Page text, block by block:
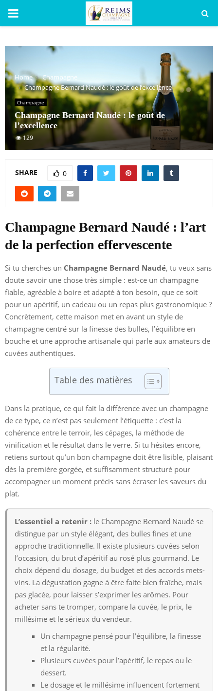
PRIMARY
Home
Champagne
Champagne Bernard Naudé : le goût de l’excellence
Champagne
Champagne Bernard Naudé : le goût de
l’excellence
129
SHARE 0
Champagne Bernard Naudé : l’art
de la perfection effervescente
Si tu cherches un Champagne Bernard Naudé, tu veux sans
doute savoir une chose très simple : est-ce un champagne
fiable, agréable à boire et adapté à ton besoin, que ce soit
pour un apéritif, un cadeau ou un repas plus gastronomique ?
Concrètement, cette maison met en avant un style de
champagne centré sur la finesse des bulles, l’équilibre en
bouche et une approche artisanale qui parle aux amateurs de
cuvées authentiques.
Table des matières
Dans la pratique, ce qui fait la différence avec un champagne
de ce type, ce n’est pas seulement l’étiquette : c’est la
cohérence entre le terroir, les cépages, la méthode de
vinification et le résultat dans le verre. Si tu hésites encore,
retiens surtout qu’un bon champagne doit être lisible, plaisant
dès la première gorgée, et suffisamment structuré pour
accompagner un moment précis sans écraser les saveurs du
plat.
L’essentiel a retenir : le Champagne Bernard Naudé se
distingue par un style élégant, des bulles fines et une
approche traditionnelle. Il existe plusieurs cuvées selon
l’occasion, du brut d’apéritif au rosé plus gourmand. Le
choix dépend du dosage, du budget et des accords mets-
vins. La dégustation gagne à être faite bien fraîche, mais
pas glacée, pour laisser s’exprimer les arômes. Pour
acheter sans te tromper, compare la cuvée, le prix, le
millésime et le sérieux du vendeur.
Un champagne pensé pour l’équilibre, la finesse
et la régularité.
Plusieurs cuvées pour l’apéritif, le repas ou le
dessert.
Le dosage et le millésime influencent fortement